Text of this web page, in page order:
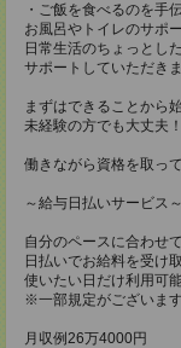
・ご飯を食べるのを手
お風呂やトイレのサポ
日常生活のちょっとし
サポートしていただき
まずはできることから
未経験の方でも大丈夫！
働きながら資格を取っ
～給与日払いサービス～
自分のペースに合わせて
日払いでお給料を受け
使いたい日だけ利用可
※一部規定がございます
月収例26万4000円